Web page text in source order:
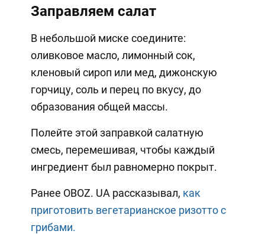
Заправляем салат
В небольшой миске соедините:
оливковое масло, лимонный сок,
кленовый сироп или мед, дижонскую
горчицу, соль и перец по вкусу, до
образования общей массы.
Полейте этой заправкой салатную
смесь, перемешивая, чтобы каждый
ингредиент был равномерно покрыт.
Ранее OBOZ. UA рассказывал, как
приготовить вегетарианское ризотто с
грибами.